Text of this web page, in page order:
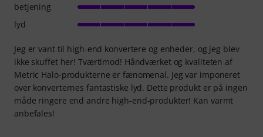
Jeg er vant til high-end konvertere og enheder, og jeg blev
ikke skuffet her! Tværtimod! Håndværket og kvaliteten af
Metric Halo-produkterne er fænomenal. Jeg var imponeret
over konverternes fantastiske lyd. Dette produkt er på ingen
måde ringere end andre high-end-produkter! Kan varmt
anbefales!
betjening
lyd